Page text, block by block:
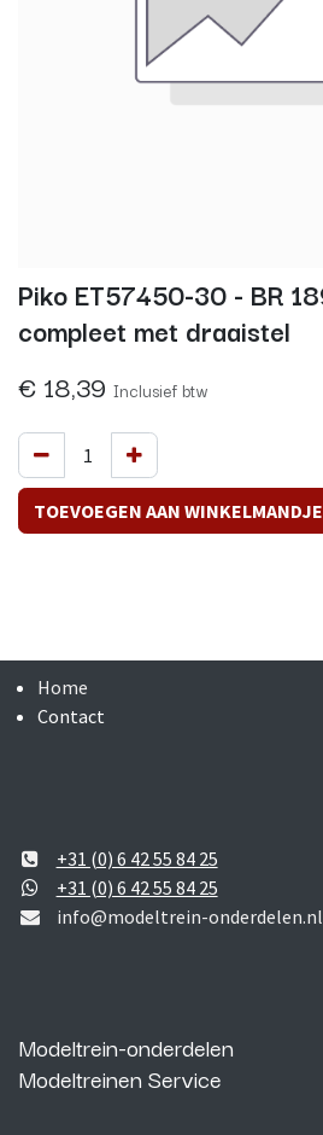
Piko ET57450-30 - BR
compleet met draaistel
€ 18,39 Inclusief btw
TOEVOEGEN AAN WINKELMANDJE
Home
Contact
+31 (0) 6 42 55 84 25
+31 (0) 6 42 55 84 25
info@modeltrein-onderdelen.nl
Modeltrein-onderdelen
Modeltreinen Service